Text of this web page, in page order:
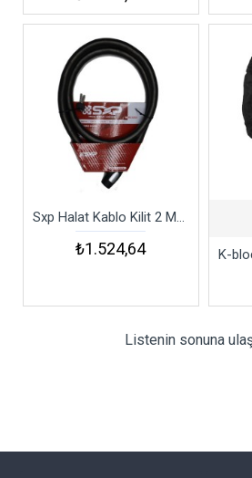
Sxp Halat Kablo Kilit 2 Metre (20mb-j)
₺1.524,64
Listenin sonuna